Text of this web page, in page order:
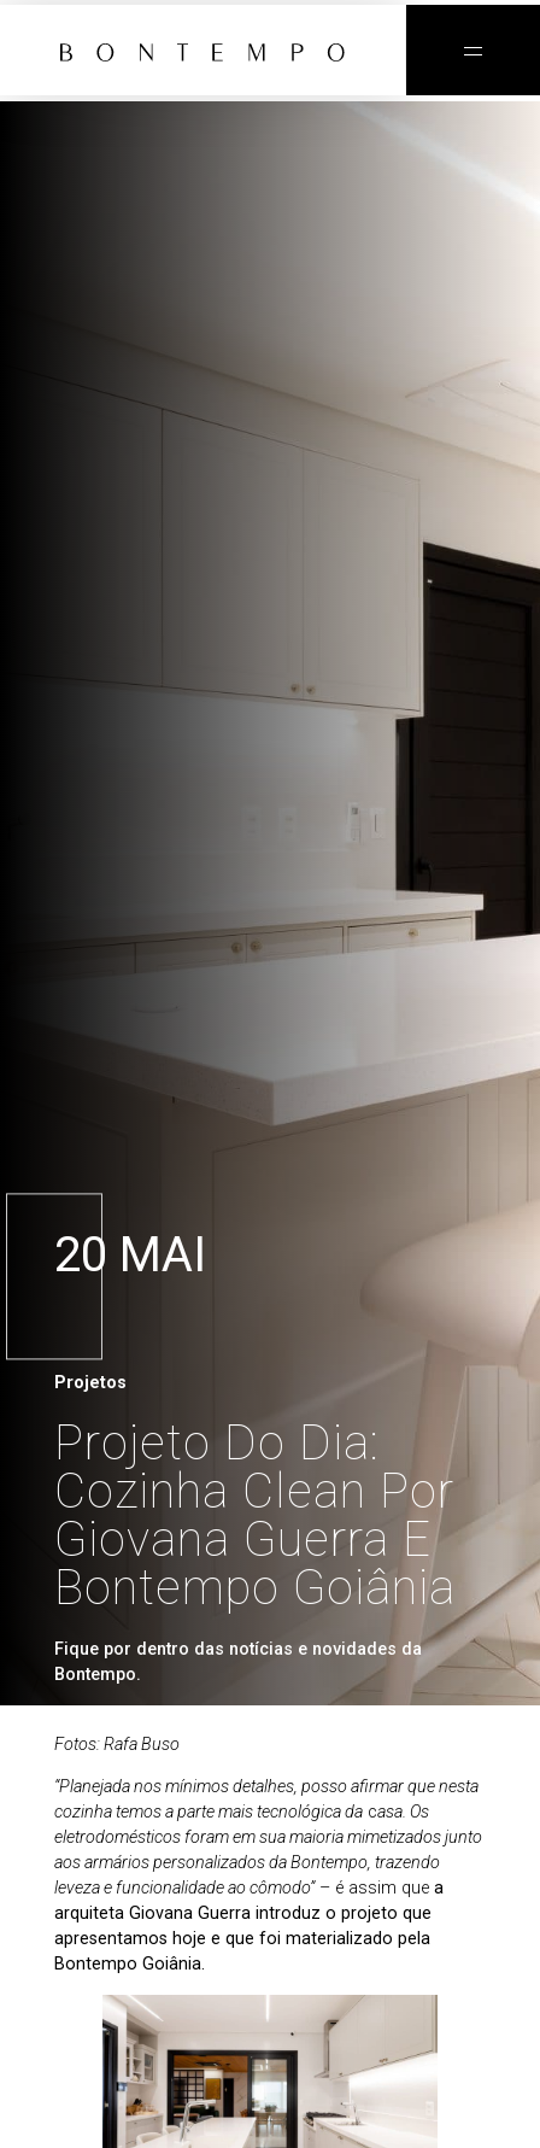
20 MAI
Projetos
Projeto Do Dia:
Cozinha Clean Por
Giovana Guerra E
Bontempo Goiânia
Fique por dentro das notícias e novidades da
Bontempo.
Fotos: Rafa Buso
“Planejada nos mínimos detalhes, posso afirmar que nesta
cozinha temos a parte mais tecnológica dacasa. Os
eletrodomésticos foram em sua maioria mimetizados junto
aos armários personalizados da Bontempo, trazendo
leveza e funcionalidade ao cômodo”– é assim que a
arquiteta Giovana Guerra introduz o projeto que
apresentamos hoje e que foi materializado pela
Bontempo Goiânia.